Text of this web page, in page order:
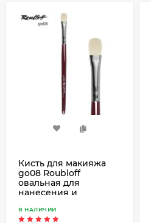
Кисть для макияжа
go08 Roubloff
овальная для
нанесения и
коза белая
В НАЛИЧИИ